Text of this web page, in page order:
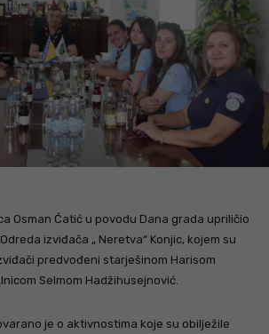
Osman Ćatić u povodu Dana grada upriličio
izviđača „ Neretva“ Konjic, kojem su
predvođeni starješinom Harisom
Selmom Hadžihusejnović.
je o aktivnostima koje su obilježile